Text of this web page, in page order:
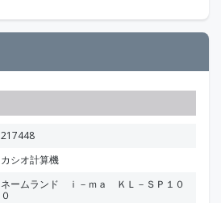
217448
カシオ計算機
ネームランド ｉ－ｍａ ＫＬ－ＳＰ１０
０